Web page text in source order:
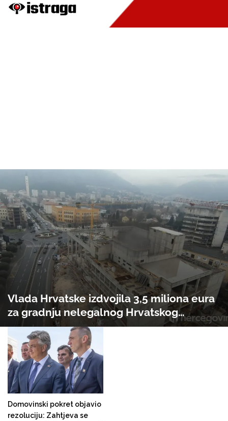
Vlada Hrvatske izdvojila 3,5 miliona eura
za gradnju nelegalnog Hrvatskog
narodnog kazališta u Mostaru
Domovinski pokret objavio
rezoluciju: Zahtjeva se